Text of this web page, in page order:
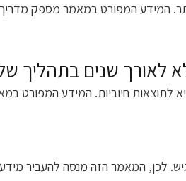
המידע המפורט במאמר מספק מדריך
שנים בתהליך של
לתוצאות חיוביות. המידע המפורט
לכן, המאמר הזה מנסה להעביר